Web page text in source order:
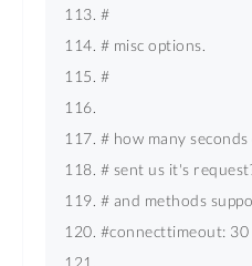
#
# misc options.
#
# how many
# sent us it's
# and methods
#connecttimeout: 30